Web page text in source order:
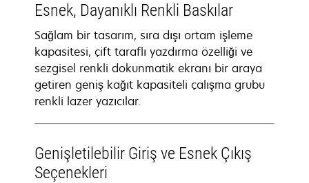
Esnek, Dayanıklı Renkli Baskılar
Sağlam bir tasarım, sıra dışı ortam işleme
kapasitesi, çift taraflı yazdırma özelliği ve
sezgisel renkli dokunmatik ekranı bir araya
getiren geniş kağıt kapasiteli çalışma grubu
renkli lazer yazıcılar.
Genişletilebilir Giriş ve Esnek Çıkış
Seçenekleri